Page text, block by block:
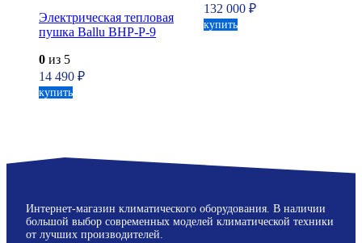
Электрическая тепловая
пушка Ballu BHP-P-9
0 из 5
14 490 ₽
купить
132 000 ₽
купить
Интернет-магазин климатического оборудования. В наличии
большой выбор современных моделей климатической техники
от лучших производителей.